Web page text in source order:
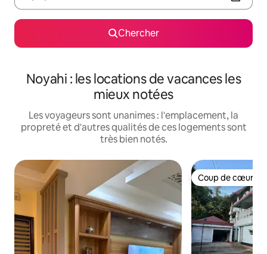
Chercher
Noyahi : les locations de vacances les
mieux notées
Les voyageurs sont unanimes : l'emplacement, la
propreté et d'autres qualités de ces logements sont
très bien notés.
Coup de cœur
Coup de cœur